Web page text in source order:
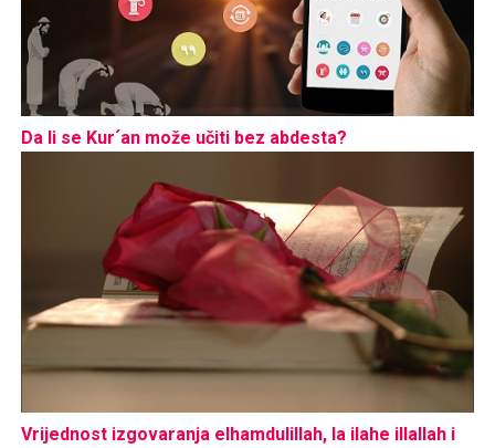
Da li se Kur´an može učiti bez abdesta?
Vrijednost izgovaranja elhamdulillah, la ilahe illallah i